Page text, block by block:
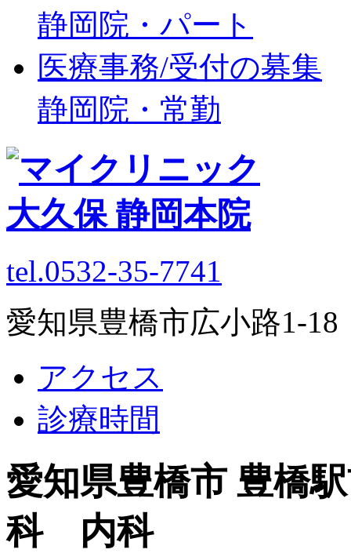
静岡院・パート
医療事務/受付の募集
静岡院・常勤
tel.0532-35-7741
愛知県豊橋市広小路1-
アクセス
診療時間
愛知県豊橋市 豊橋
科 内科